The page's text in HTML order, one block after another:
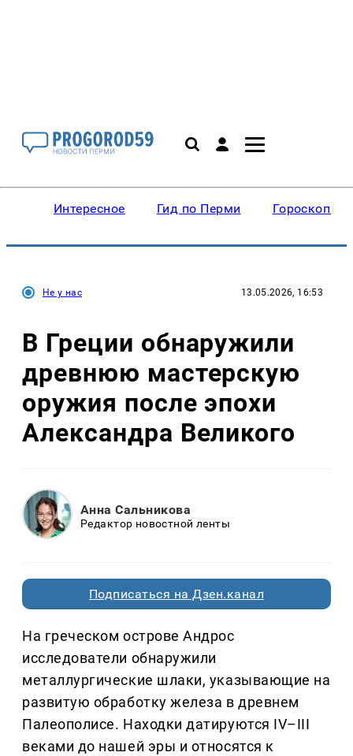
Интересное Гид по Перми Гороскопы
Не у нас 13.05.2026, 16:53
В Греции обнаружили
древнюю мастерскую
оружия после эпохи
Александра Великого
Анна Сальникова
Редактор новостной ленты
Подписаться на Дзен.канал
На греческом острове Андрос
исследователи обнаружили
металлургические шлаки, указывающие на
развитую обработку железа в древнем
Палеополисе. Находки датируются IV–III
веками до нашей эры и относятся к